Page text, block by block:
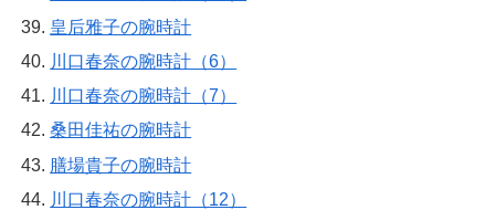
皇后雅子の腕時計
川口春奈の腕時計（6）
川口春奈の腕時計（7）
桑田佳祐の腕時計
膳場貴子の腕時計
川口春奈の腕時計（12）